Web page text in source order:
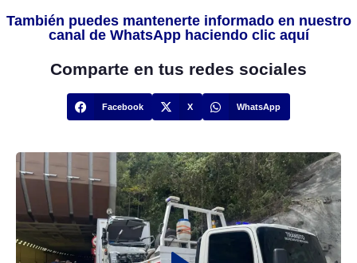
También puedes mantenerte informado en nuestro
canal de WhatsApp haciendo clic aquí
Comparte en tus redes sociales
Facebook X WhatsApp